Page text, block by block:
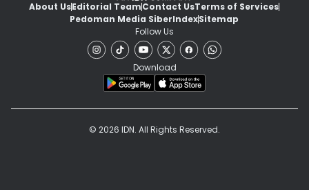
About UsEditorial TeamContact UsTerms of Services
Pedoman Media SiberIndexSitemap
Follow Us
Download
© 2026 IDN. All Rights Reserved.